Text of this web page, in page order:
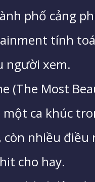
phố cảng
tính
người xem.
(The Most
một ca khúc
nhiều
cho hay.